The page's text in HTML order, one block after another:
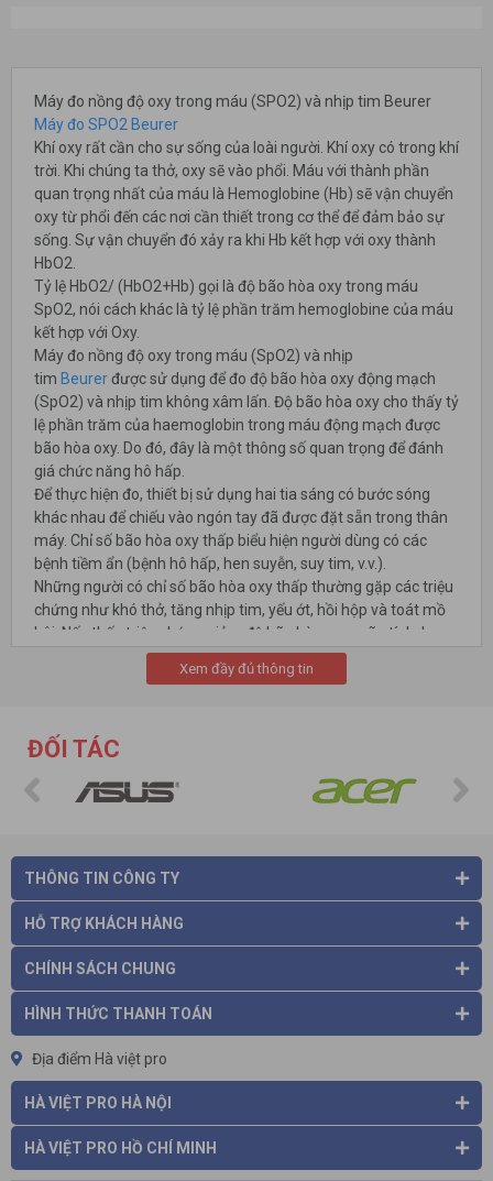
Máy đo nồng độ oxy trong máu (SPO2) và nhịp tim Beurer
Máy đo SPO2 Beurer
Khí oxy rất cần cho sự sống của loài người. Khí oxy có trong khí
trời. Khi chúng ta thở, oxy sẽ vào phổi. Máu với thành phần
quan trọng nhất của máu là Hemoglobine (Hb) sẽ vận chuyển
oxy từ phổi đến các nơi cần thiết trong cơ thể để đảm bảo sự
sống. Sự vận chuyển đó xảy ra khi Hb kết hợp với oxy thành
HbO2.
Tỷ lệ HbO2/ (HbO2+Hb) gọi là độ bão hòa oxy trong máu
SpO2, nói cách khác là tỷ lệ phần trăm hemoglobine của máu
kết hợp với Oxy.
Máy đo nồng độ oxy trong máu (SpO2) và nhịp
tim Beurerđược sử dụng để đo độ bão hòa oxy động mạch
(SpO2) và nhịp tim không xâm lấn. Độ bão hòa oxy cho thấy tỷ
lệ phần trăm của haemoglobin trong máu động mạch được
bão hòa oxy. Do đó, đây là một thông số quan trọng để đánh
giá chức năng hô hấp.
Để thực hiện đo, thiết bị sử dụng hai tia sáng có bước sóng
khác nhau để chiếu vào ngón tay đã được đặt sẵn trong thân
máy. Chỉ số bão hòa oxy thấp biểu hiện người dùng có các
bệnh tiềm ẩn (bệnh hô hấp, hen suyễn, suy tim, v.v.).
Những người có chỉ số bão hòa oxy thấp thường gặp các triệu
chứng như khó thở, tăng nhịp tim, yếu ớt, hồi hộp và toát mồ
hôi. Nếu thấy triệu chứng giảm độ bão hòa oxy mãn tính, bạn
cần phải theo dõi bằng cách sử dụng thiết bị dưới sự giám sát
y tế. Nếu giảm độ bão hòa oxy cấp tính, có hoặc không có các
Thiết bị đặc biệt phù hợp với những bệnh nhân mắc bệnh tim
dục ở địa điểm cao (ví dụ: người leo núi, người trượt tuyết hoặc
Máy đo nồng độ oxy trong máu
Xem đầy đủ thông tin
ĐỐI TÁC
THÔNG TIN CÔNG TY
HỖ TRỢ KHÁCH HÀNG
CHÍNH SÁCH CHUNG
HÌNH THỨC THANH TOÁN
Địa điểm Hà việt pro
HÀ VIỆT PRO HÀ NỘI
HÀ VIỆT PRO HỒ CHÍ MINH